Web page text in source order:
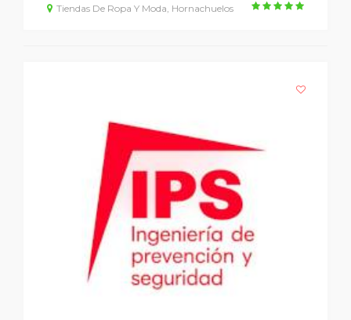
Tiendas De Ropa Y Moda, Hornachuelos